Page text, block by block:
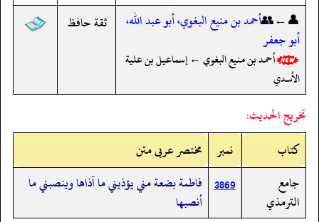
👤←👥أحمد بن منيع البغوي، أبو عبد الله،
أبو جعفر
أحمد بن منيع البغوي ← إسماعيل بن علية
الأسدي
ثقة حافظ
تخريج الحديث:
کتاب
نمبر
مختصر عربی متن
جامع
الترمذي
3869 فاطمة بضعة مني يؤذيني ما آذاها وينصبني ما
أنصبها